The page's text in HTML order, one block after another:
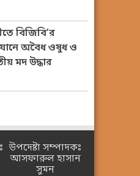
বিজিবি’র
অবৈধ ওষুধ ও
মদ উদ্ধার
উপদেষ্টা সম্পাদকঃ
আসফারুল হাসান
সুমন